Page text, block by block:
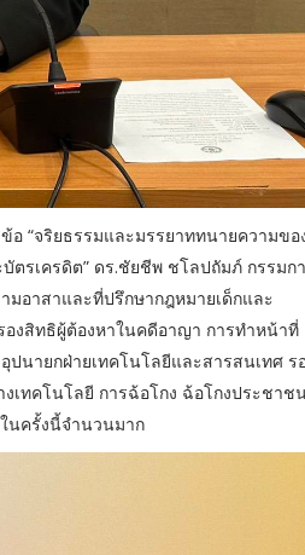
อ “จริยธรรมและมรรยาททนายความขอ
ตรเครดิต” ดร.ชัยชีพ ชโลปถัมภ์ กรรมก
อาสาและที่ปรึกษากฎหมายเด็กและ
งสิทธิผู้ต้องหาในคดีอาญา การทำหน้าที่
นายกฝ่ายเทคโนโลยีและสารสนเทศ ร
เทคโนโลยี การฉ้อโกง ฉ้อโกงประชาช
นครั้งนี้จำนวนมาก